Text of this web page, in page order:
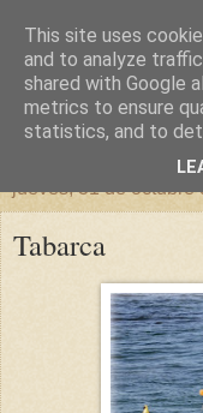
un sitio
una casa para
jueves, 31 de octubre
Tabarca
This site uses
and to analyze
shared with Google
metrics to ensure
statistics, and to